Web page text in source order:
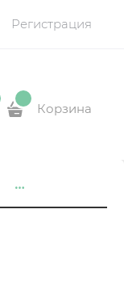
Регистрация
Корзина